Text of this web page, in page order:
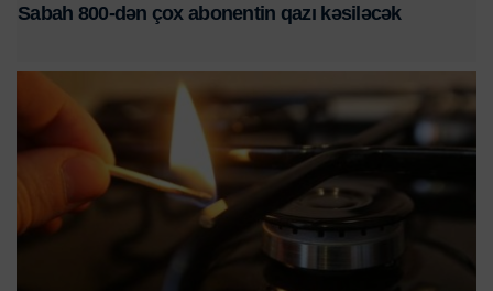
Sabah 800-dən çox abonentin qazı kəsiləcək